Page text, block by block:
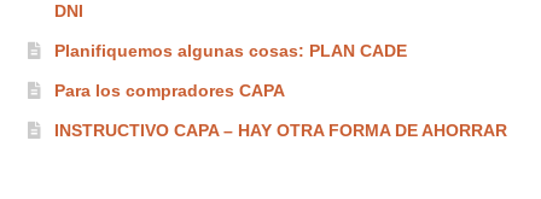
DNI
Planifiquemos algunas cosas: PLAN CADE
Para los compradores CAPA
INSTRUCTIVO CAPA – HAY OTRA FORMA DE AHORRAR